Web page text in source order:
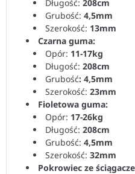
Długość: 208cm
Grubość: 4,5mm
Szerokość: 13mm
Czarna guma:
Opór: 11-17kg
Długość: 208cm
Grubość: 4,5mm
Szerokość: 23mm
Fioletowa guma:
Opór: 17-26kg
Długość: 208cm
Grubość: 4,5mm
Szerokość: 32mm
Pokrowiec ze